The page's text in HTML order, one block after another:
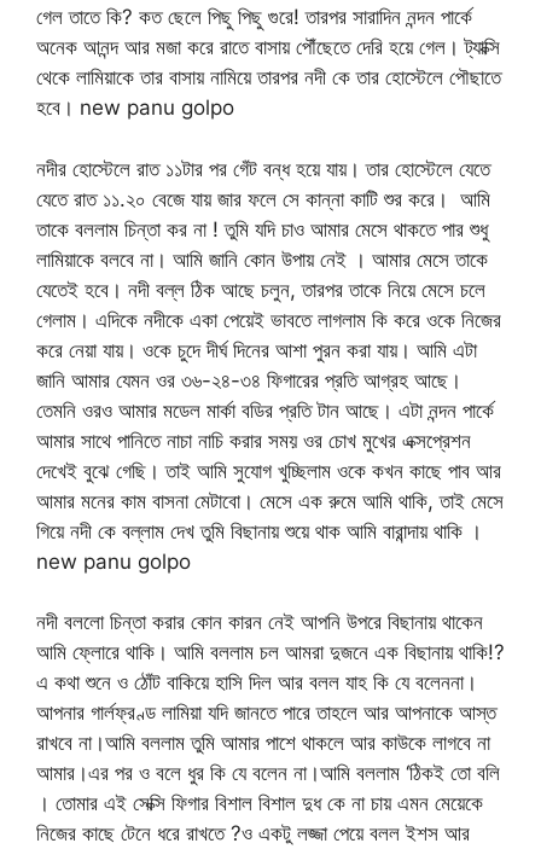
গেল তাতে কি? কত ছেলে পিছু পিছু গুরে! তারপর সারাদিন নন্দন পার্কে
অনেক আনন্দ আর মজা করে রাতে বাসায় পৌঁছেতে দেরি হয়ে গেল। ট্যাক্সি
থেকে লামিয়াকে তার বাসায় নামিয়ে তারপর নদী কে তার হোস্টেলে পৌছাতে
হবে। new panu golpo
নদীর হোস্টেলে রাত ১১টার পর গেঁট বন্ধ হয়ে যায়। তার হোস্টেলে যেতে
যেতে রাত ১১.২০ বেজে যায় জার ফলে সে কান্না কাটি শুর করে। আমি
তাকে বললাম চিন্তা কর না ! তুমি যদি চাও আমার মেসে থাকতে পার শুধু
লামিয়াকে বলবে না। আমি জানি কোন উপায় নেই । আমার মেসে তাকে
যেতেই হবে। নদী বল্ল ঠিক আছে চলুন, তারপর তাকে নিয়ে মেসে চলে
গেলাম। এদিকে নদীকে একা পেয়েই ভাবতে লাগলাম কি করে ওকে নিজের
করে নেয়া যায়। ওকে চুদে দীর্ঘ দিনের আশা পুরন করা যায়। আমি এটা
জানি আমার যেমন ওর ৩৬-২৪-৩৪ ফিগারের প্রতি আগ্রহ আছে।
তেমনি ওরও আমার মডেল মার্কা বডির প্রতি টান আছে। এটা নন্দন পার্কে
আমার সাথে পানিতে নাচা নাচি করার সময় ওর চোখ মুখের এক্সপ্রেশন
দেখেই বুঝে গেছি। তাই আমি সুযোগ খুচ্ছিলাম ওকে কখন কাছে পাব আর
আমার মনের কাম বাসনা মেটাবো। মেসে এক রুমে আমি থাকি, তাই মেসে
গিয়ে নদী কে বল্লাম দেখ তুমি বিছানায় শুয়ে থাক আমি বারান্দায় থাকি ।
new panu golpo
নদী বললো চিন্তা করার কোন কারন নেই আপনি উপরে বিছানায় থাকেন
আমি ফ্লোরে থাকি। আমি বললাম চল আমরা দুজনে এক বিছানায় থাকি!?
এ কথা শুনে ও ঠোঁট বাকিয়ে হাসি দিল আর বলল যাহ কি যে বলেননা।
আপনার গার্লফ্রণ্ড লামিয়া যদি জানতে পারে তাহলে আর আপনাকে আস্ত
রাখবে না।আমি বললাম তুমি আমার পাশে থাকলে আর কাউকে লাগবে না
আমার।এর পর ও বলে ধুর কি যে বলেন না।আমি বললাম ‘ঠিকই তো বলি
। তোমার এই সেক্সি ফিগার বিশাল বিশাল দুধ কে না চায় এমন মেয়েকে
নিজের কাছে টেনে ধরে রাখতে ?ও একটু লজ্জা পেয়ে বলল ইশস আর